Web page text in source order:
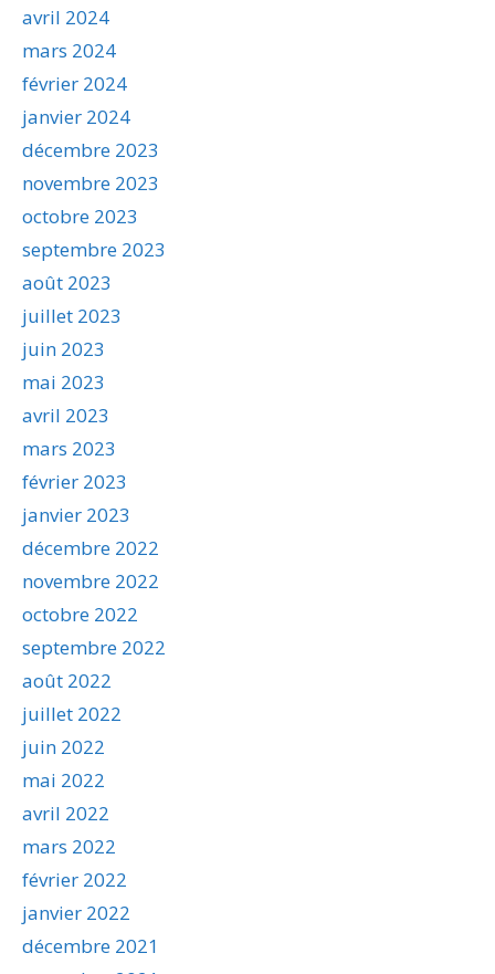
avril 2024
mars 2024
février 2024
janvier 2024
décembre 2023
novembre 2023
octobre 2023
septembre 2023
août 2023
juillet 2023
juin 2023
mai 2023
avril 2023
mars 2023
février 2023
janvier 2023
décembre 2022
novembre 2022
octobre 2022
septembre 2022
août 2022
juillet 2022
juin 2022
mai 2022
avril 2022
mars 2022
février 2022
janvier 2022
décembre 2021